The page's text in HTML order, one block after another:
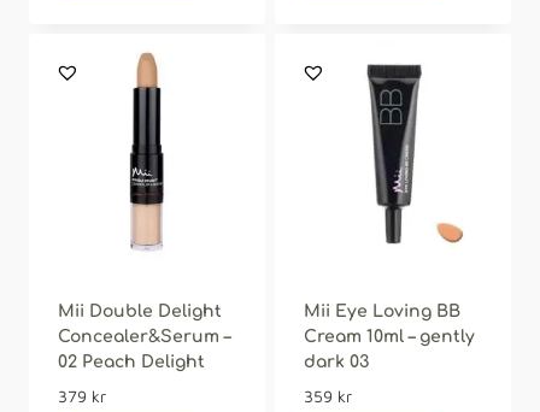
Mii Double Delight
Concealer&Serum –
02 Peach Delight
379 kr
Mii Eye Loving BB
Cream 10ml – gently
dark 03
359 kr